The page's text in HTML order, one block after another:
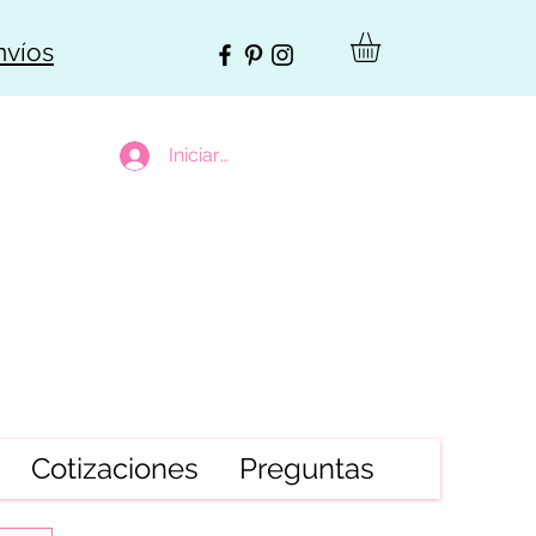
Iniciar sesión
Cotizaciones Preguntas